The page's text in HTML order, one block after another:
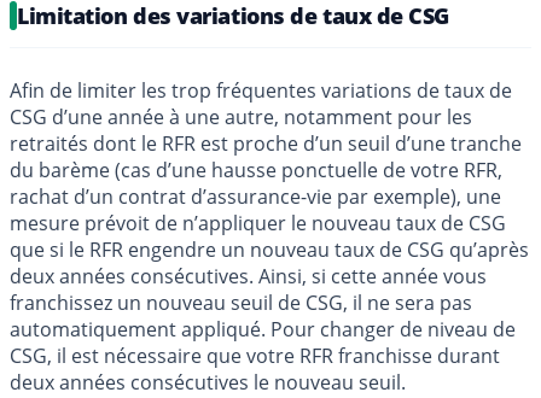
Limitation des variations de taux de CSG
Afin de limiter les trop fréquentes variations de taux de
CSG d’une année à une autre, notamment pour les
retraités dont le RFR est proche d’un seuil d’une tranche
du barème (cas d’une hausse ponctuelle de votre RFR,
rachat d’un contrat d’assurance-vie par exemple), une
mesure prévoit de n’appliquer le nouveau taux de CSG
que si le RFR engendre un nouveau taux de CSG qu’après
deux années consécutives. Ainsi, si cette année vous
franchissez un nouveau seuil de CSG, il ne sera pas
automatiquement appliqué. Pour changer de niveau de
CSG, il est nécessaire que votre RFR franchisse durant
deux années consécutives le nouveau seuil.